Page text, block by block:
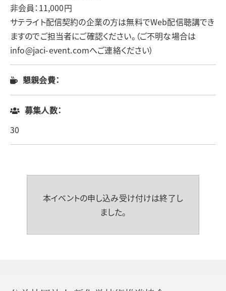
非会員：11,000円
サテライト配信契約の企業の方は無料でWeb配信聴講でき
ますのでご担当者にご確認ください。（ご不明な場合は
info@jaci-event.comへご連絡ください）
懇親会費：
募集人数：
30
本イベントの申し込み受け付けは終了し
ました。